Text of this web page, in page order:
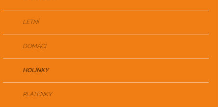
LETNÍ
DOMÁCÍ
HOLÍNKY
PLÁTĚNKY